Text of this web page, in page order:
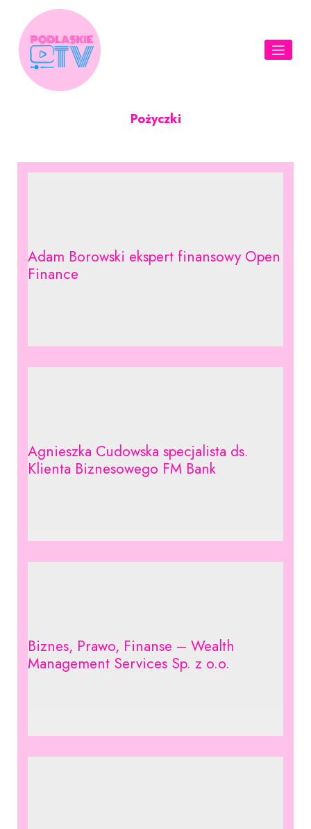
content
Pożyczki
Adam Borowski ekspert finansowy Open
Finance
Agnieszka Cudowska specjalista ds.
Klienta Biznesowego FM Bank
Biznes, Prawo, Finanse – Wealth
Management Services Sp. z o.o.